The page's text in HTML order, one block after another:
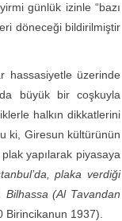
günlük izinle “bazı
döneceği bildirilmiştir
hassasiyetle üzerinde
büyük bir coşkuyla
halkın dikkatlerini
ki, Giresun kültürünün
yapılarak piyasaya
plaka verdiği
Bilhassa (Al Tavandan
Birincikanun 1937).